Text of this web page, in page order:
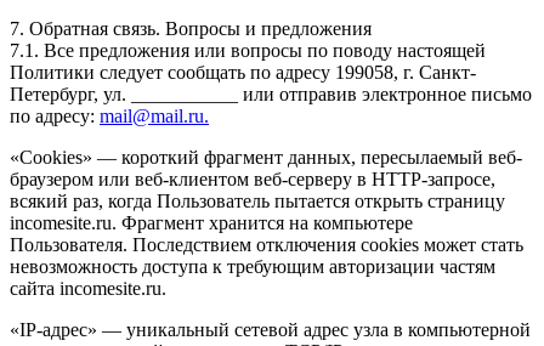
7. Обратная связь. Вопросы и предложения
7.1. Все предложения или вопросы по поводу настоящей
Политики следует сообщать по адресу 199058, г. Санкт-
Петербург, ул. ___________ или отправив электронное письмо
по адресу: mail@mail.ru.
«Cookies» — короткий фрагмент данных, пересылаемый веб-
браузером или веб-клиентом веб-серверу в HTTP-запросе,
всякий раз, когда Пользователь пытается открыть страницу
incomesite.ru. Фрагмент хранится на компьютере
Пользователя. Последствием отключения cookies может стать
невозможность доступа к требующим авторизации частям
сайта incomesite.ru.
«IP-адрес» — уникальный сетевой адрес узла в компьютерной